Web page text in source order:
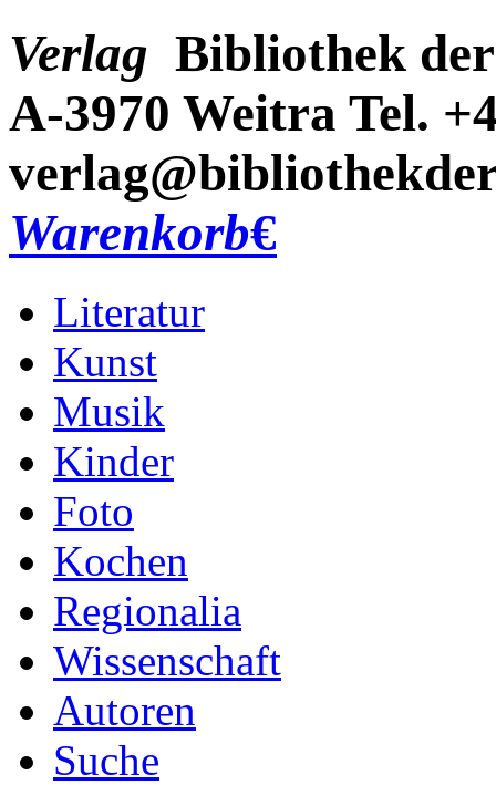
Verlag Bibliothek
A-3970 Weitra Tel.
Warenkorb€
Literatur
Kunst
Musik
Kinder
Foto
Kochen
Regionalia
Wissenschaft
Autoren
Suche